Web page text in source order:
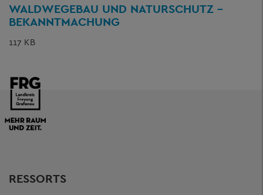
WALDWEGEBAU UND NATURSCHUTZ -
BEKANNTMACHUNG
117 KB
RESSORTS